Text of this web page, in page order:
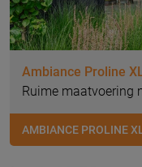
Ambiance Proline
Ruime maatvoering
AMBIANCE PROLINE